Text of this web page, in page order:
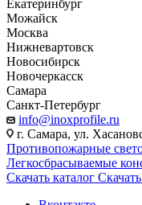
Екатеринбург
Можайск
Москва
Нижневартовск
Новосибирск
Новочеркасск
Самара
Санкт-Петербург
info@inoxprofile.ru
г. Самара, ул.
Противопожарные
Легкосбрасываемые
Скачать каталог